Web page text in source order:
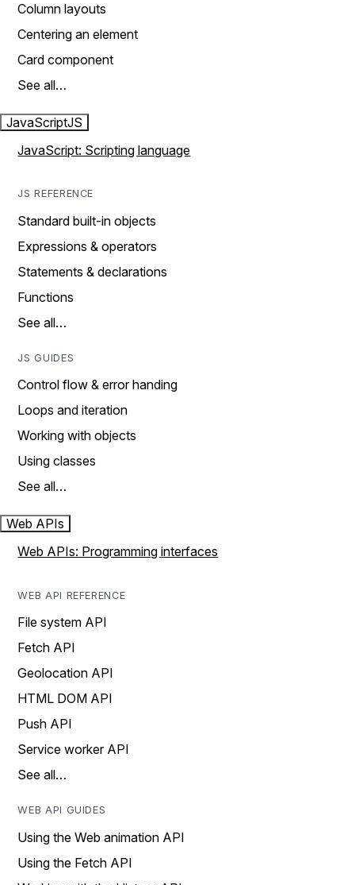
Column layouts
Centering an element
Card component
See all…
JavaScriptJS
JavaScript: Scripting language
JS REFERENCE
Standard built-in objects
Expressions & operators
Statements & declarations
Functions
See all…
JS GUIDES
Control flow & error handing
Loops and iteration
Working with objects
Using classes
See all…
Web APIs
Web APIs: Programming interfaces
WEB API REFERENCE
File system API
Fetch API
Geolocation API
HTML DOM API
Push API
Service worker API
See all…
WEB API GUIDES
Using the Web animation API
Using the Fetch API